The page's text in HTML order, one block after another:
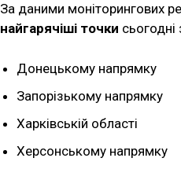
За даними моніторингових
найгарячіші точки
Донецькому напрямку
Запорізькому напрямку
Харківській області
Херсонському напрямку